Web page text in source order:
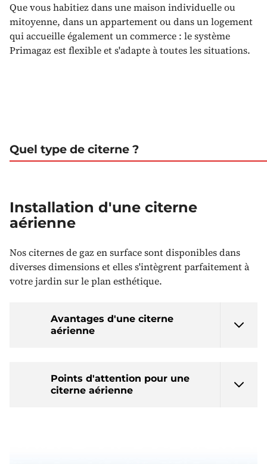
Que vous habitiez dans une maison individuelle ou
mitoyenne, dans un appartement ou dans un logement
qui accueille également un commerce : le système
Primagaz est flexible et s'adapte à toutes les situations.
Quel type de citerne ?
Installation d'une citerne
aérienne
Nos citernes de gaz en surface sont disponibles dans
diverses dimensions et elles s'intègrent parfaitement à
votre jardin sur le plan esthétique.
Avantages d'une citerne
aérienne
Points d'attention pour une
citerne aérienne